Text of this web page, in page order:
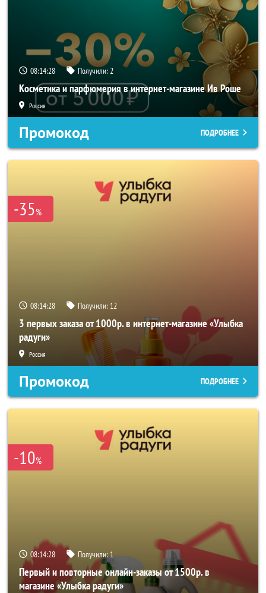
08:14:27 Получили:2
Косметика и парфюмерия в интернет-магазине Ив Роше
Россия
Промокод ПОДРОБНЕЕ
-35%
08:14:27 Получили: 12
3 первых заказа от 1000р. в интернет-магазине «Улыбка
радуги»
Россия
Промокод ПОДРОБНЕЕ
-10%
08:14:27 Получили:1
Первый и повторные онлайн-заказы от 1500р. в
магазине «Улыбка радуги»